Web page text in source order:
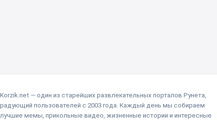
Korzik.net — один из старейших развлекательных порталов Рунета,
радующий пользователей с 2003 года. Каждый день мы собираем
лучшие мемы, прикольные видео, жизненные истории и интересные